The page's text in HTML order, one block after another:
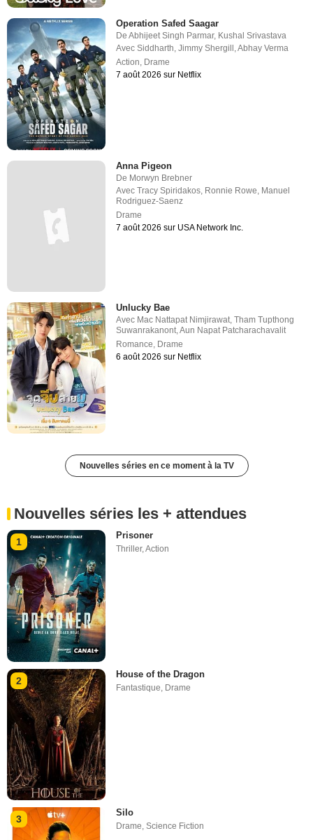
Operation Safed Saagar
DeAbhijeet Singh Parmar, Kushal Srivastava
AvecSiddharth,Jimmy Shergill ,Abhay Verma
Action, Drame
7 août 2026 sur Netflix
Anna Pigeon
De Morwyn Brebner
AvecTracy Spiridakos Ronnie Rowe Manuel
Rodriguez-Saenz
Drame
7 août 2026 sur USA Network Inc.
Unlucky Bae
Avec Mac Nattapat Nimjirawat,Tham Tupthong
Suwanrakanont,Aun Napat Patcharachavalit
Romance, Drame
6 août 2026 sur Netflix
Nouvelles séries en ce moment à la TV
Nouvelles séries les + attendues
1
Prisoner
Thriller,Action
2
House of the Dragon
Fantastique Drame
3
Silo
Drame,Science Fiction